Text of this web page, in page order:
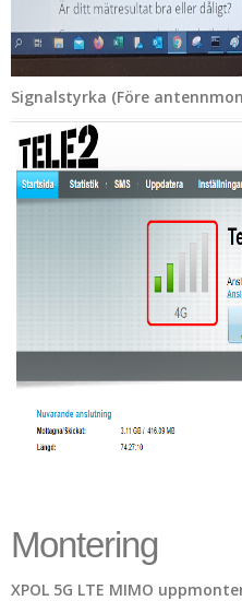
Signalstyrka (Före
Montering
XPOL 5G LTE MIMO